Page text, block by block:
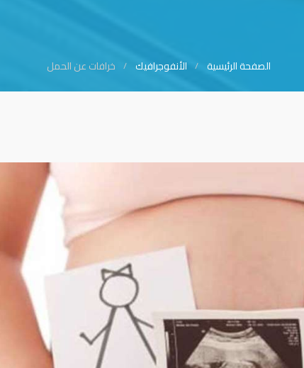
الصفحة الرئيسية الأنفوجرافيك خرافات عن الحمل